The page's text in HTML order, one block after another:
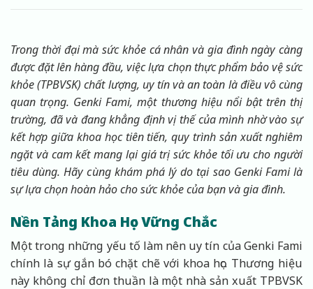
Trong thời đại mà sức khỏe cá nhân và gia đình ngày càng
được đặt lên hàng đầu, việc lựa chọn thực phẩm bảo vệ sức
khỏe (TPBVSK) chất lượng, uy tín và an toàn là điều vô cùng
quan trọng. Genki Fami, một thương hiệu nổi bật trên thị
trường, đã và đang khẳng định vị thế của mình nhờ vào sự
kết hợp giữa khoa học tiên tiến, quy trình sản xuất nghiêm
ngặt và cam kết mang lại giá trị sức khỏe tối ưu cho người
tiêu dùng. Hãy cùng khám phá lý do tại sao Genki Fami là
sự lựa chọn hoàn hảo cho sức khỏe của bạn và gia đình.
Nền Tảng Khoa Học Vững Chắc
Một trong những yếu tố làm nên uy tín của Genki Fami
chính là sự gắn bó chặt chẽ với khoa học. Thương hiệu
này không chỉ đơn thuần là một nhà sản xuất TPBVSK